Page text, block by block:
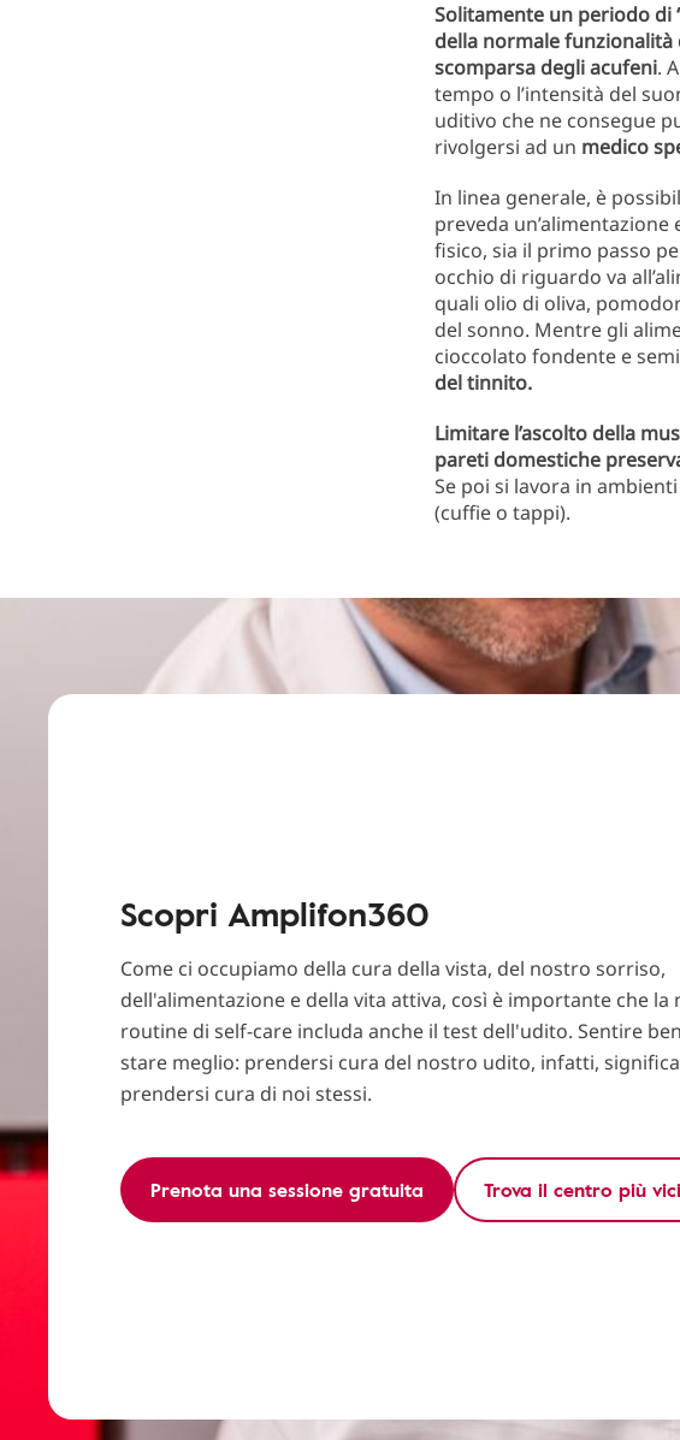
Solitamente un periodo di
della normale funzionalità
scomparsa degli acufeni.
tempo o l’intensità del
uditivo che ne consegue
rivolgersi ad un medico
In linea generale, è
preveda
fisico, sia il primo passo
occhio di riguardo va
quali olio di oliva,
del sonno. Mentre gli
cioccolato fondente e
del tinnito.
Limitare l’ascolto della
pareti domestiche
Se poi si lavora in
(cuffie o tappi).
Scopri Amplifon360
Come ci occupiamo della cura della vista, del nostro sorriso,
dell'alimentazione e della vita attiva, così è importante che la
routine di self-care includa anche il test dell'udito. Sentire
stare meglio: prendersi cura del nostro udito, infatti, significa
prendersi cura di noi stessi.
Prenota una sessione gratuita Trova il centro più